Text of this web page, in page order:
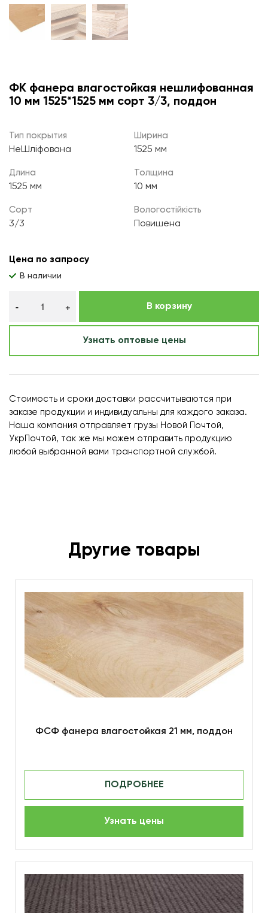
ФК фанера влагостойкая нешлифованная
10 мм 1525*1525 мм сорт 3/3, поддон
Тип покрытия
НеШліфована
Ширина
1525 мм
Длина
1525 мм
Толщина
10 мм
Сорт
3/3
Вологостійкість
Повишена
Цена по запросу
В наличии
В корзину
Узнать оптовые цены
Стоимость и сроки доставки рассчитываются при
заказе продукции и индивидуальны для каждого заказа.
Наша компания отправляет грузы Новой Почтой,
УкрПочтой, так же мы можем отправить продукцию
любой выбранной вами транспортной службой.
Другие товары
ФСФ фанера влагостойкая 21 мм, поддон
ПОДРОБНЕЕ
Узнать цены